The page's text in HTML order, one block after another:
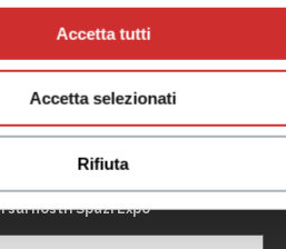
Accetta tutti
Accetta selezionati
Rifiuta
privacy
Policy
nostri Spazi Expo